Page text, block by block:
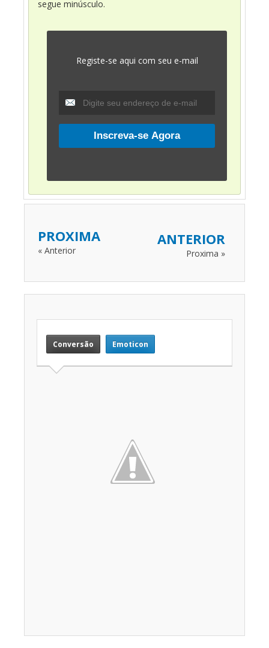
segue minúsculo.
Registe-se aqui com seu e-mail
PROXIMA
« Anterior
ANTERIOR
Proxima »
Conversão Emoticon